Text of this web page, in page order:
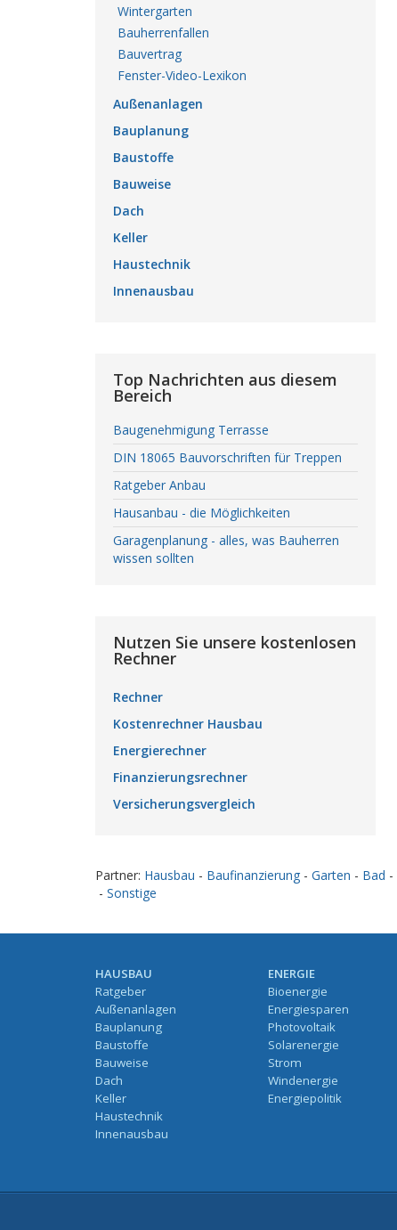
Wintergarten
Bauherrenfallen
Bauvertrag
Fenster-Video-Lexikon
Außenanlagen
Bauplanung
Baustoffe
Bauweise
Dach
Keller
Haustechnik
Innenausbau
Top Nachrichten aus diesem
Bereich
Baugenehmigung Terrasse
DIN 18065 Bauvorschriften für Treppen
Ratgeber Anbau
Hausanbau - die Möglichkeiten
Garagenplanung - alles, was Bauherren
wissen sollten
Nutzen Sie unsere kostenlosen
Rechner
Rechner
Kostenrechner Hausbau
Energierechner
Finanzierungsrechner
Versicherungsvergleich
Partner: Hausbau - Baufinanzierung - Garten - Bad -
- Sonstige
HAUSBAU
Ratgeber
Außenanlagen
Bauplanung
Baustoffe
Bauweise
Dach
Keller
Haustechnik
Innenausbau
ENERGIE
Bioenergie
Energiesparen
Photovoltaik
Solarenergie
Strom
Windenergie
Energiepolitik